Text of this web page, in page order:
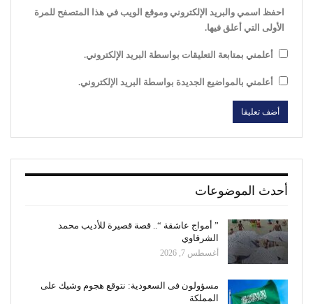
احفظ اسمي والبريد الإلكتروني وموقع الويب في هذا المتصفح للمرة
الأولى التي أعلق فيها.
أعلمني بمتابعة التعليقات بواسطة البريد الإلكتروني.
أعلمني بالمواضيع الجديدة بواسطة البريد الإلكتروني.
أحدث الموضوعات
” أمواج عاشقة “.. قصة قصيرة للأديب محمد
الشرقاوي
أغسطس 7, 2026
مسؤولون فى السعودية: نتوقع هجوم وشيك على
المملكة